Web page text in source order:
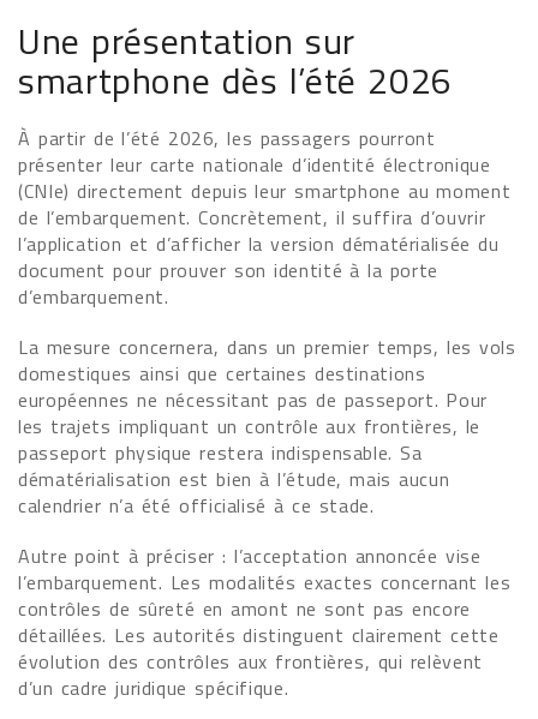
Une présentation sur
smartphone dès l’été 2026
À partir de l’été 2026, les passagers pourront
présenter leur carte nationale d’identité électronique
(CNIe) directement depuis leur smartphone au moment
de l’embarquement. Concrètement, il suffira d’ouvrir
l’application et d’afficher la version dématérialisée du
document pour prouver son identité à la porte
d’embarquement.
La mesure concernera, dans un premier temps, les vols
domestiques ainsi que certaines destinations
européennes ne nécessitant pas de passeport. Pour
les trajets impliquant un contrôle aux frontières, le
passeport physique restera indispensable. Sa
dématérialisation est bien à l’étude, mais aucun
calendrier n’a été officialisé à ce stade.
Autre point à préciser : l’acceptation annoncée vise
l’embarquement. Les modalités exactes concernant les
contrôles de sûreté en amont ne sont pas encore
détaillées. Les autorités distinguent clairement cette
évolution des contrôles aux frontières, qui relèvent
d’un cadre juridique spécifique.